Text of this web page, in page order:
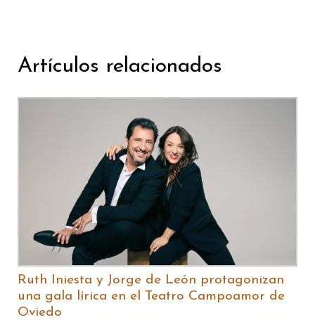
Artículos relacionados
Ruth Iniesta y Jorge de León protagonizan
una gala lírica en el Teatro Campoamor de
Oviedo